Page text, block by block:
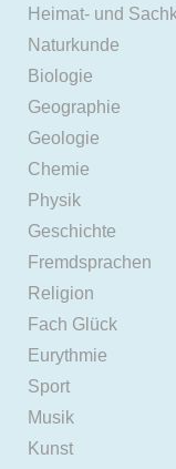
Heimat- und
Naturkunde
Biologie
Geographie
Geologie
Chemie
Physik
Geschichte
Fremdsprachen
Religion
Fach Glück
Eurythmie
Sport
Musik
Kunst